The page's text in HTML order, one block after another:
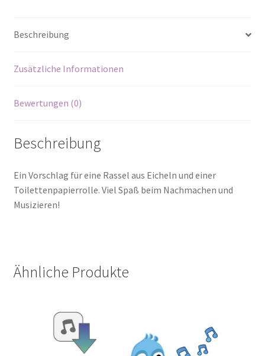
Beschreibung
Zusätzliche Informationen
Bewertungen (0)
Beschreibung
Ein Vorschlag für eine Rassel aus Eicheln und einer
Toilettenpapierrolle. Viel Spaß beim Nachmachen und
Musizieren!
Ähnliche Produkte